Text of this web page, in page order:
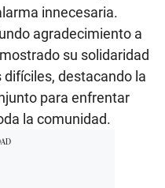
innecesaria.
agradecimiento a
su solidaridad
destacando la
para enfrentar
la comunidad.